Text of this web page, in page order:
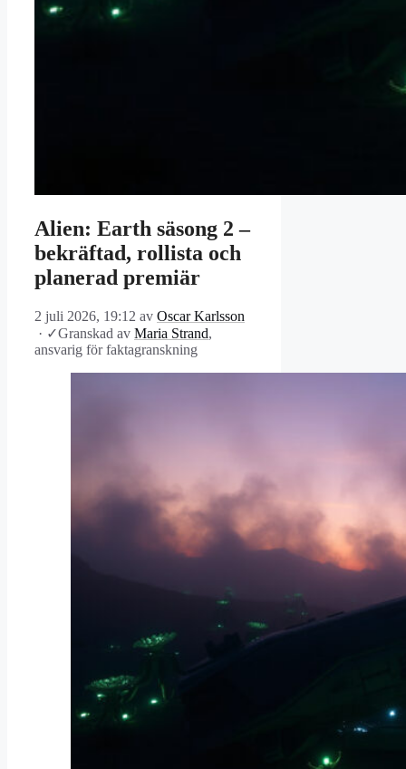
Alien: Earth säsong 2 –
bekräftad, rollista och
planerad premiär
2 juli 2026, 19:12 av Oscar Karlsson
· ✓Granskad av Maria Strand,
ansvarig för faktagranskning